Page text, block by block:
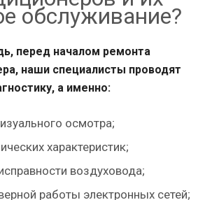
обслуживание?
перед началом ремонта
наши специалисты проводят
а именно:
осмотра;
характеристик;
воздуховода;
работы электронных сетей;